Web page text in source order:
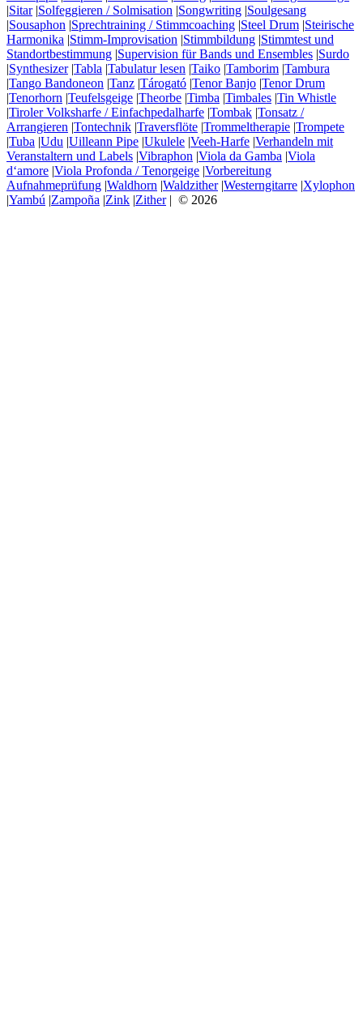
|Sitar|Solfeggieren / Solmisation |Songwriting |Soulgesang
|Sousaphon |Sprechtraining / Stimmcoaching |Steel Drum |Steirische
Harmonika |Stimm-Improvisation |Stimmbildung |Stimmtest und
Standortbestimmung |Supervision für Bands und Ensembles |Surdo
|Synthesizer|Tabla |Tabulatur lesen |Taiko |Tamborim |Tambura
|Tango Bandoneon |Tanz |Tárogató |Tenor Banjo |Tenor Drum
|Tenorhorn |Teufelsgeige |Theorbe |Timba |Timbales |Tin Whistle
|Tiroler Volksharfe / Einfachpedalharfe |Tombak |Tonsatz /
Arrangieren |Tontechnik |Traversflöte |Trommeltherapie |Trompete
|Tuba |Udu |Uilleann Pipe |Ukulele |Veeh-Harfe |Verhandeln mit
Veranstaltern und Labels |Vibraphon |Viola da Gamba |Viola
d‘amore |Viola Profonda / Tenorgeige |Vorbereitung
Aufnahmeprüfung |Waldhorn |Waldzither|Westerngitarre |Xylophon
|Yambú |Zampoña |Zink |Zither| © 2026